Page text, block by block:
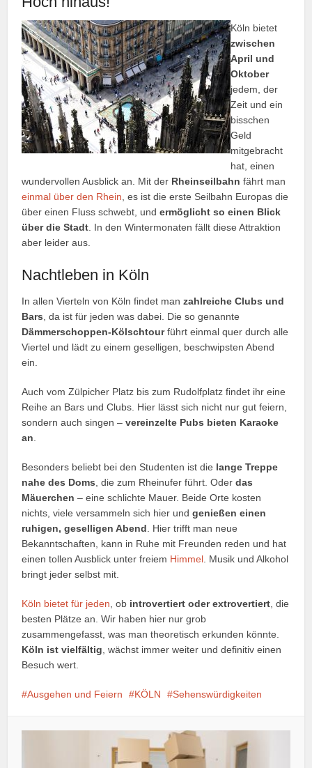
Köln bietet
zwischen
April und
Oktober
jedem, der
Zeit und ein
bisschen
Geld
mitgebracht
hat, einen
wundervollen Ausblick an. Mit der Rheinseilbahn fährt man
einmal über den Rhein , es ist die erste Seilbahn Europas die
über einen Fluss schwebt, und ermöglicht so einen Blick
über die Stadt . In den Wintermonaten fällt diese Attraktion
aber leider aus.
Nachtleben in Köln
In allen Vierteln von Köln findet manzahlreiche Clubs und
Bars , da ist für jeden was dabei. Die so genannte
Dämmerschoppen-Kölschtourführt einmal quer durch alle
Viertel und lädt zu einem geselligen, beschwipsten Abend
ein.
Auch vom Zülpicher Platz bis zum Rudolfplatz findet ihr eine
Reihe an Bars und Clubs. Hier lässt sich nicht nur gut feiern,
sondern auch singen –vereinzelte Pubs bieten Karaoke
an
Besonders beliebt bei den Studenten ist die lange Treppe
nahe des Doms , die zum Rheinufer führt. Oderdas
Mäuerchen – eine schlichte Mauer. Beide Orte kosten
nichts, viele versammeln sich hier undgenießen einen
ruhigen, geselligen Abend . Hier trifft man neue
Bekanntschaften, kann in Ruhe mit Freunden reden und hat
einen tollen Ausblick unter freiem Himmel . Musik und Alkohol
bringt jeder selbst mit.
Köln bietet für jeden , ob introvertiert oder extrovertiert , die
besten Plätze an. Wir haben hier nur grob
zusammengefasst, was man theoretisch erkunden könnte.
Köln ist vielfältig , wächst immer weiter und definitiv einen
Besuch wert.
Ausgehen und Feiern KÖLN Sehenswürdigkeiten